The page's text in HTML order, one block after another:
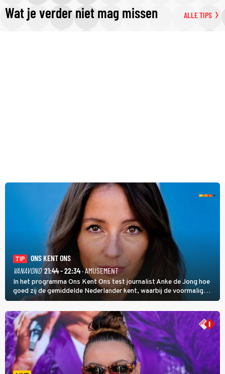
Wat je verder niet mag missen ALLE TIPS
TIP
ONS KENT ONS
VANAVOND 21:44 - 22:34· AMUSEMENT
In het programma Ons Kent Ons test journalist Anke de Jong hoe
goed zij de gemiddelde Nederlander kent, waarbij de voormalig
hoofdredacteur van modebladen Glamour en Elle het samen met
rapper Keizer opneemt tegen Edson da Graça en Marc-Marie
Huijbregts.